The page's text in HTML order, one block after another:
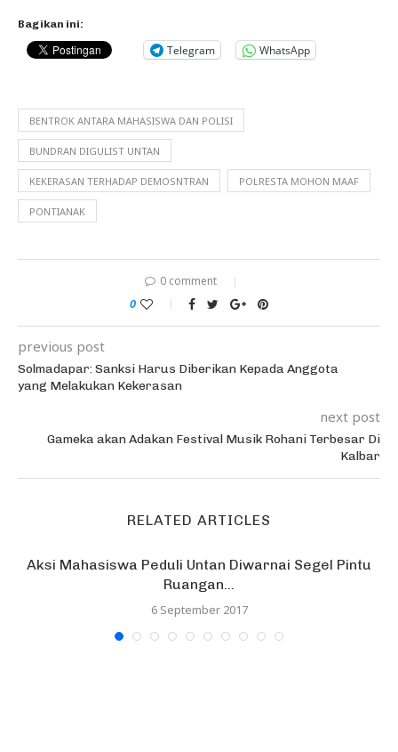
Bagikan ini:
Telegram WhatsApp
BENTROK ANTARA MAHASISWA DAN POLISI
BUNDRAN DIGULIST UNTAN
KEKERASAN TERHADAP DEMOSNTRAN POLRESTA MOHON MAAF
PONTIANAK
0 comment
0
previous post
Solmadapar: Sanksi Harus Diberikan Kepada Anggota
yang Melakukan Kekerasan
next post
Gameka akan Adakan Festival Musik Rohani Terbesar Di
Kalbar
RELATED ARTICLES
Aksi Mahasiswa Peduli Untan Diwarnai Segel Pintu
Ruangan...
6 September 2017